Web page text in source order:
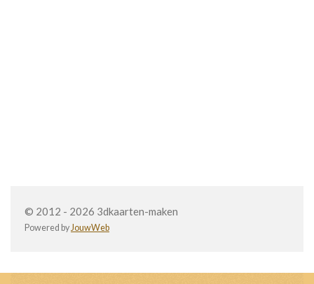
© 2012 - 2026 3dkaarten-maken
Powered byJouwWeb